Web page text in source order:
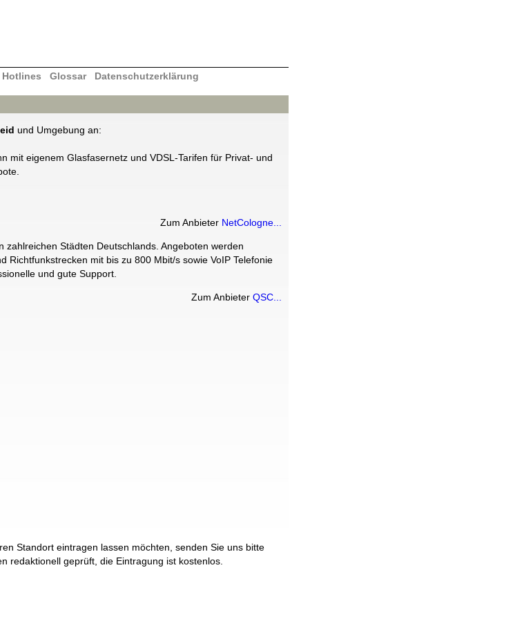
Hotlines Glossar Datenschutzerklärung
und Umgebung an:
mit eigenem Glasfasernetz und VDSL-Tarifen für Privat- und
Zum Anbieter NetCologne...
zahlreichen Städten Deutschlands. Angeboten werden
Richtfunkstrecken mit bis zu 800 Mbit/s sowie VoIP Telefonie
und gute Support.
Zum AnbieterQSC...
Standort eintragen lassen möchten, senden Sie uns bitte
redaktionell geprüft, die Eintragung ist kostenlos.